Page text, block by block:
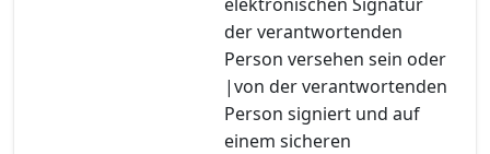
der verantwortenden
Person versehen sein oder
|von der verantwortenden
Person signiert und auf
einem sicheren